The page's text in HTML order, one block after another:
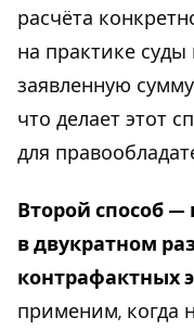
расчёта
на практике
заявленную
что делает этот
для
Второй способ
в двукратном
контрафактных
применим, когда